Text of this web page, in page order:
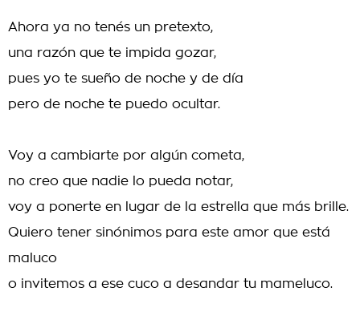
Ahora ya no tenés un pretexto,
una razón que te impida gozar,
pues yo te sueño de noche y de día
pero de noche te puedo ocultar.
Voy a cambiarte por algún cometa,
no creo que nadie lo pueda notar,
voy a ponerte en lugar de la estrella que más brille.
Quiero tener sinónimos para este amor que está
maluco
o invitemos a ese cuco a desandar tu mameluco.